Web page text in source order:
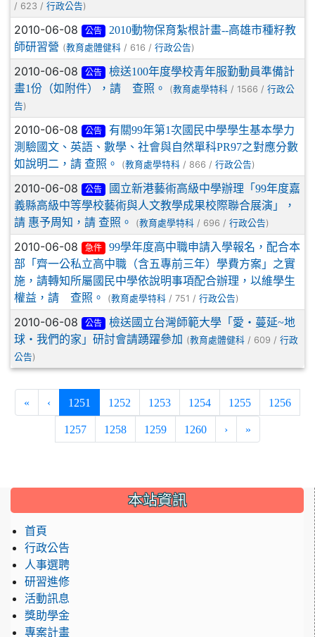
/ 623 / 行政公告)
2010-06-08 公告
2010動物保育紮根計畫--高雄市種籽教
師研習營 (教育處體健科 / 616 / 行政公告)
2010-06-08 公告
檢送100年度學校青年服勤動員準備計
畫1份（如附件），請 查照。
(教育處學特科 / 1566 / 行政公
告)
2010-06-08 公告
有關99年第1次國民中學學生基本學力
測驗國文、英語、數學、社會與自然單科PR97之對應分數
如說明二，請 查照。
(教育處學特科 / 866 / 行政公告)
2010-06-08 公告
國立新港藝術高級中學辦理「99年度嘉
義縣高級中等學校藝術與人文教學成果校際聯合展演」，
請 惠予周知，請 查照。
(教育處學特科 / 696 / 行政公告)
2010-06-08 急件
99學年度高中職申請入學報名，配合本
部「齊一公私立高中職（含五專前三年）學費方案」之實
施，請轉知所屬國民中學依說明事項配合辦理，以維學生
權益，請 查照。
(教育處學特科 / 751 / 行政公告)
2010-06-08 公告
檢送國立台灣師範大學「愛‧蔓延~地
球‧我們的家」研討會請踴躍參加 (教育處體健科 / 609 / 行政
公告)
« ‹ 1251 (current)
1252 1253 1254 1255 1256
1257 1258 1259 1260 › »
::: 本站資訊
首頁
行政公告
人事選聘
研習進修
活動訊息
獎助學金
專案計畫